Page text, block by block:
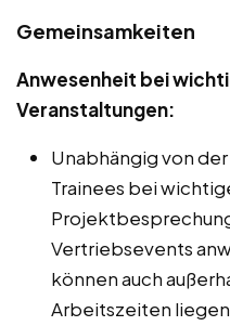
Gemeinsamkeiten
Anwesenheit bei
Veranstaltungen:
Unabhängig von
Trainees bei
Vertriebsevents
können auch
Arbeitszeiten